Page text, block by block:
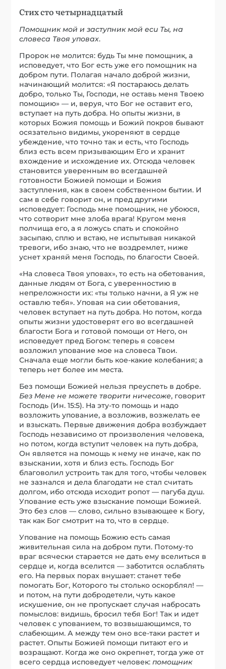
Стих сто четырнадцатый
Помощник мой и заступник мой ecu Ты, на
словеса Твоя уповах.
Пророк не молится: будь Ты мне помощник, а
исповедует, что Бог есть уже его помощник на
добром пути. Полагая начало доброй жизни,
начинающий молится: «Я постараюсь делать
добро, только Ты, Господи, не оставь меня Твоею
помощию» — и, веруя, что Бог не оставит его,
вступает на путь добра. Но опыты жизни, в
которых Божия помощь и Божий покров бывают
осязательно видимы, укореняют в сердце
убеждение, что точно так и есть, что Господь
близ есть всем призывающим Его и хранит
вхождение и исхождение их. Отсюда человек
становится уверенным во всегдашней
готовности Божией помощи и Божия
заступления, как в своем собственном бытии. И
сам в себе говорит он, и пред другими
исповедует: Господь мне помощник, не убоюся,
что сотворит мне злоба врага! Кругом меня
полчища его, а я ложусь спать и спокойно
засыпаю, сплю и встаю, не испытывая никакой
тревоги, ибо знаю, что не воздремлет, ниже
уснет храняй меня Господь, по благости Своей.
«На словеса Твоя уповах», то есть на обетования,
данные людям от Бога, с уверенностию в
непреложности их: «ты только начни, а Я уж не
оставлю тебя». Уповая на сии обетования,
человек вступает на путь добра. Но потом, когда
опыты жизни удостоверят его во всегдашней
благости Бога и готовой помощи от Него, он
исповедует пред Богом: теперь я совсем
возложил упование мое на словеса Твои.
Сначала еще могли быть кое-какие колебания; а
теперь нет более им места.
Без помощи Божией нельзя преуспеть в добре.
Без Мене не можете творити ничесоже, говорит
Господь (Ин. 15:5). На эту-то помощь и надо
возложить упование, а возложив, возжелать ее
и взыскать. Первые движения добра возбуждает
Господь независимо от произволения человека,
но потом, когда вступит человек на путь добра,
Он является на помощь к нему не иначе, как по
взыскании, хотя и близ есть. Господь Бог
благоволил устроить так для того, чтобы человек
не зазнался и дела благодати не стал считать
долгом, ибо отсюда исходит ропот — пагуба душ.
Упование есть уже взыскание помощи Божией.
Это без слов — слово, сильно взывающее к Богу,
так как Бог смотрит на то, что в сердце.
Упование на помощь Божию есть самая
живительная сила на добром пути. Потому-то
враг всячески старается не дать ему вселиться в
сердце и, когда вселится — заботится ослаблять
его. На первых порах внушает: станет тебе
помогать Бог, Которого ты столько оскорблял! —
и потом, на пути добродетели, чуть какое
искушение, он не пропускает случая набросать
помыслов: видишь, бросил тебя Бог! Так и идет
человек с упованием, то возвышающимся, то
слабеющим. А между тем оно все-таки растет и
растет. Опыты Божией помощи питают его и
возращают. Когда же оно окрепнет, тогда уже от
всего сердца исповедует человек:помощник